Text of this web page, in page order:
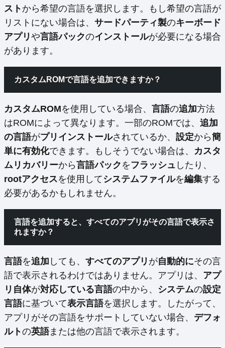
ストから希望の言語を選択します。もし希望の言語が
リストにない場合は、 サードパーティ製のキーボード
アプリ や言語パックのインストールが必要になる場合
があります。
カスタムROMで言語を追加できますか？
カスタムROMを使用している場合、 言語の追加方法
はROMによって異なります。一部のROMでは、 追加
の言語がプリインストールされているか、 設定から簡
単に有効化できます。もしそうでない場合は、 カスタ
ムリカバリーから言語パック を フラッシュ したり、
rootアクセスを使用して システムファイルを編集する
必要があるかもしれません。
言語を追加すると、すべてのアプリがその言語で表示さ
れますか？
言語を追加 しても、 すべてのアプリ が自動的にその言
語で表示されるわけではありません。アプリは、 アプ
リ自体が対応している言語の中から、 システムの設定
言語に基づいて表示言語を選択します。したがって、
アプリがその言語をサポートしていない場合、 デフォ
ルトの英語または他の言語で表示されます。